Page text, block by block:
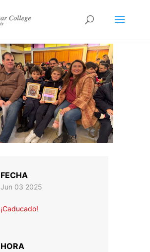
FECHA
Jun 03 2025
¡Caducado!
HORA